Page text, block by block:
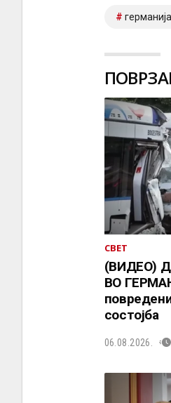
германија
СВЕТ
(ВИДЕО)
ВО
состојба
06.08.2026.